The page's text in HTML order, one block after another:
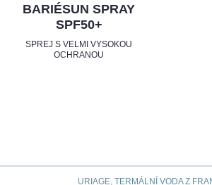
BARIÉSUN SPRAY
SPF50+
SPREJ S VELMI VYSOKOU
OCHRANOU
URIAGE, TERMÁLNÍ VODA Z